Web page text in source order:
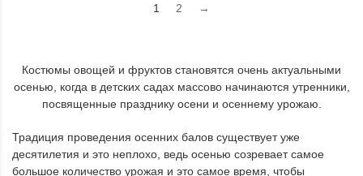
1 2 →
Костюмы овощей и фруктов становятся очень актуальными
осенью, когда в детских садах массово начинаются утренники,
посвященные празднику осени и осеннему урожаю.
Традиция проведения осенних балов существует уже
десятилетия и это неплохо, ведь осенью созревает самое
большое количество урожая и это самое время, чтобы